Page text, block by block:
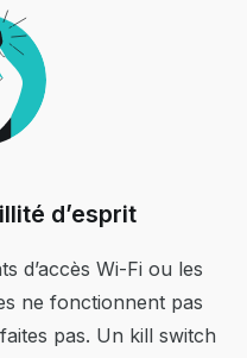
d’esprit
d’accès Wi-Fi ou les
ne fonctionnent pas
pas. Un kill switch